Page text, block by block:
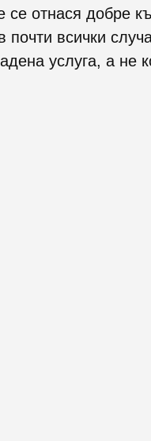
се отнася добре
почти всички
услуга, а не